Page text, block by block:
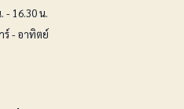
- 16.30 น.
ร์ - อาทิตย์